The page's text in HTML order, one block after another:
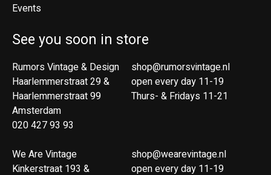
Events
See you soon in store
Rumors Vintage & Design
Haarlemmerstraat 29 &
Haarlemmerstraat 99
Amsterdam
020 427 93 93
We Are Vintage
Kinkerstraat 193 &
shop@rumorsvintage.nl
open every day 11-19
Thurs- & Fridays 11-21
shop@wearevintage.nl
open every day 11-19